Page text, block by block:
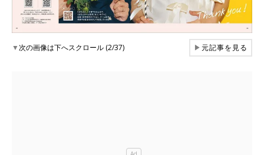
▼次の画像は下へスクロール (2/37) ▶元記事を見る